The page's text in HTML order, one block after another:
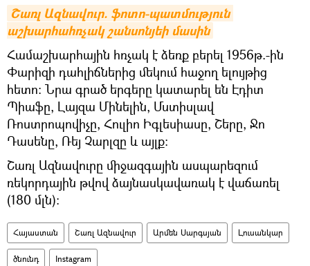
Շառլ Ազնավուր. ֆոտո-պատմություն
աշխարհահռչակ շանսոնյեի մասին
Համաշխարհային հռչակ է ձեռք բերել 1956թ.-ին
Փարիզի դահլիճներից մեկում հաջող ելույթից
հետո։ Նրա գրած երգերը կատարել են Էդիտ
Պիաֆը, Լայզա Մինելին, Մստիսլավ
Ռոստրոպովիչը, Հուլիո Իգլեսիասը, Շերը, Ջո
Դասենը, Ռեյ Չարլզը և այլք։
Շառլ Ազնավուրը միջազգային ասպարեզում
ռեկորդային թվով ձայնասկավառակ է վաճառել
(180 մլն)։
Հայաստան Շառլ Ազնավուր Արմեն Սարգսյան Լուսանկար
ծնունդ Instagram